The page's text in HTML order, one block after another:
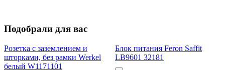
Подобрали для вас
Розетка с заземлением и
шторками, без рамки Werkel
белый W1171101
Блок питания Feron Saffit
LB9601 32181